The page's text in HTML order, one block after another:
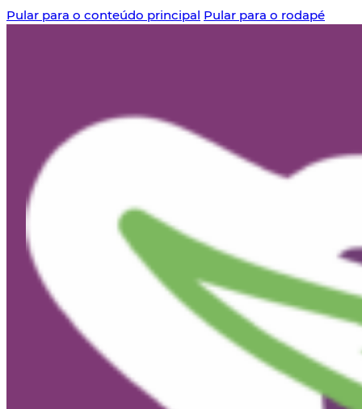
Pular para o conteúdo principal Pular para o rodapé